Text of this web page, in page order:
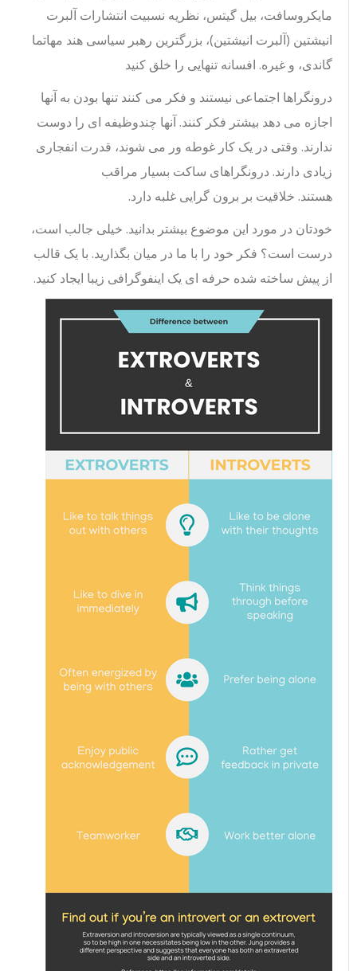
مایکروسافت، بیل گیتس، نظریه نسبیت انتشارات آلبرت
انیشتین (آلبرت انیشتین)، بزرگترین رهبر سیاسی هند مهاتما
گاندی، و غیره. افسانه تنهایی را خلق کنید
درونگراها اجتماعی نیستند و فکر می کنند تنها بودن به آنها
اجازه می دهد بیشتر فکر کنند. آنها چندوظیفه ای را دوست
ندارند. وقتی در یک کار غوطه ور می شوند، قدرت انفجاری
زیادی دارند. درونگراهای ساکت بسیار مراقب
هستند. خلاقیت بر برون گرایی غلبه دارد.
خودتان در مورد این موضوع بیشتر بدانید. خیلی جالب است،
درست است؟ فکر خود را با ما در میان بگذارید. با یک قالب
از پیش ساخته شده حرفه ای یک اینفوگرافی زیبا ایجاد کنید.